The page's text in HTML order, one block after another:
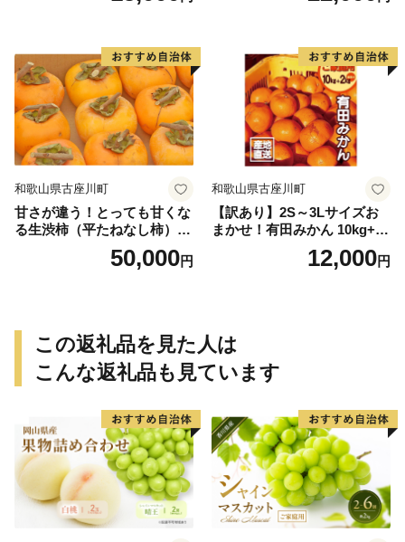
和歌山県古座川町
甘さが違う！とっても甘くな
る生渋柿（平たねなし柿）吊
ップ付約14.5～15kg 約60～
50,000円
和歌山県古座川町
【訳あり】2S～3Lサイズお
まかせ！有田みかん 10kg+2k
g保証分 11月から12月下旬ま
でに順次発送致します。 / 訳
12,000円
この返礼品を見た人は
こんな返礼品も見ています